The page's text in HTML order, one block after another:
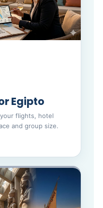
Egipto
flights, hotel
and group size.